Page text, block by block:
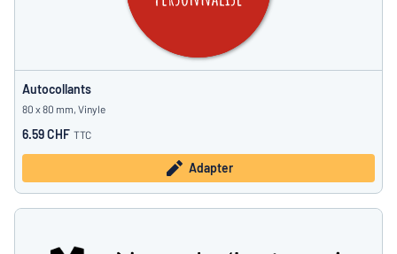
Autocollants
80 x 80 mm, Vinyle
6.59 CHF TTC
Adapter